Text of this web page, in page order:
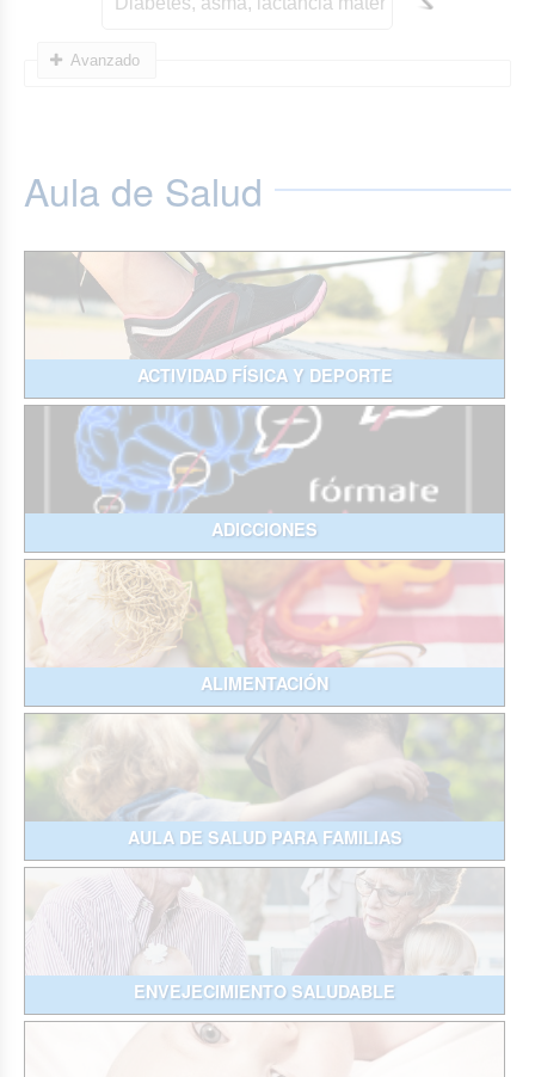
Avanzado
Aula de Salud
ACTIVIDAD FÍSICA Y DEPORTE
ADICCIONES
ALIMENTACIÓN
AULA DE SALUD PARA FAMILIAS
ENVEJECIMIENTO SALUDABLE